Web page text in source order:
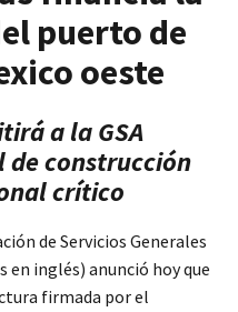
puerto de
oeste
a la GSA
de construcción
crítico
de Servicios Generales
en inglés) anunció hoy que
firmada por el